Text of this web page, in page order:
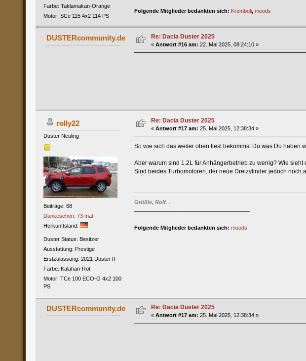
Farbe: Taklamakan-Orange
Motor: SCe 115 4x2 114 PS
Folgende Mitglieder bedankten sich: Kromboli, moods
DUSTERcommunity.de Re: Dacia Duster 2025
« Antwort #16 am: 22. Mai 2025, 08:24:10 »
rolly22
Duster Neuling
Beiträge: 68
Dankeschön: 73 mal
Herkunftsland:
Duster Status: Besitzer
Ausstattung: Prestige
Erstzulassung: 2021 Duster II
Farbe: Kalahari-Rot
Motor: TCe 100 ECO-G 4x2 100
PS
Re: Dacia Duster 2025
« Antwort #17 am: 25. Mai 2025, 12:38:34 »
So wie sich das weiter oben liest bekommst Du was Du haben
Aber warum sind 1.2L für Anhängerbetrieb zu wenig? Wie
Sind beides Turbomotoren, der neue Dreizylinder jedoch noch
Grüßle, Rolf...
Folgende Mitglieder bedankten sich: moods
DUSTERcommunity.de Re: Dacia Duster 2025
« Antwort #17 am: 25. Mai 2025, 12:38:34 »